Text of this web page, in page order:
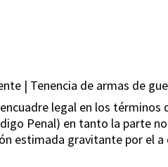
| Tenencia de armas de
legal en los
Penal) en tanto la parte
estimada gravitante por el